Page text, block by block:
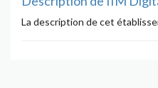
La description de cet